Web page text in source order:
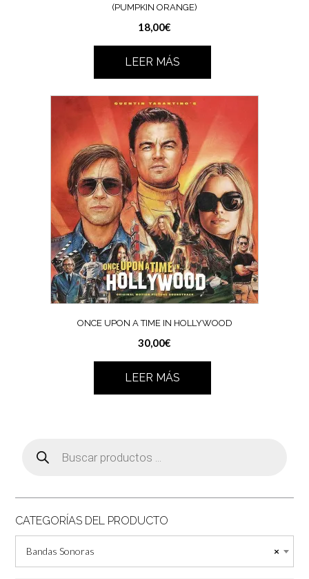
(PUMPKIN ORANGE)
18,00€
LEER MÁS
ONCE UPON A TIME IN HOLLYWOOD
30,00€
LEER MÁS
productos
CATEGORÍAS DEL PRODUCTO
×
Bandas Sonoras